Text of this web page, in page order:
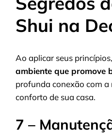
Shui na
Ao aplicar seus
ambiente que promove
profunda conexão com
conforto de sua casa.
7 –